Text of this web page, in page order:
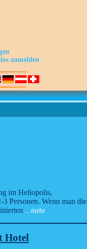
anmelden
im Heliopolis,
Personen. Wenn man die
...mehr
Hotel